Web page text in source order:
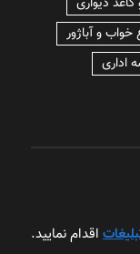
خواب و آباژور
اداری
اقدام نمایید.